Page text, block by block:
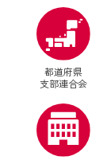
都道府県
支部連合会